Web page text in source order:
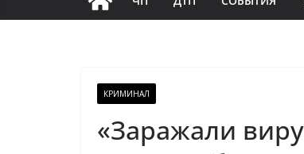
КРИМИНАЛ
«Заражали